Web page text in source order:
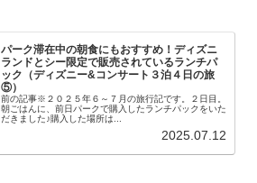
パーク滞在中の朝食にもおすすめ！ディズニ
ランドとシー限定で販売されているランチパ
ック（ディズニー&コンサート３泊４日の旅
⑤）
前の記事※２０２５年６～７月の旅行記です。２日目。
朝ごはんに、前日パークで購入したランチパックをいた
だきました♪購入した場所は...
2025.07.12